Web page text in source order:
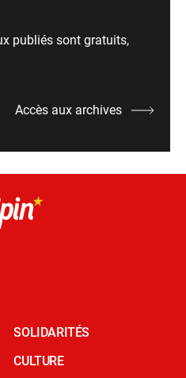
publiés sont gratuits,
Accès aux archives
SOLIDARITÉS
CULTURE